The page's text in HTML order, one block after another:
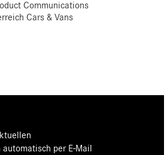
Communications
Cars & Vans
per E-Mail